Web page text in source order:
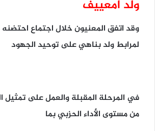
ولد امعييف
وقد اتفق المعنيون خلال اجتماع احتضنه
لمرابط ولد بناهي على توحيد الجهود
في المرحلة المقبلة والعمل على تمثيل
من مستوى الأداء الحزبي بما